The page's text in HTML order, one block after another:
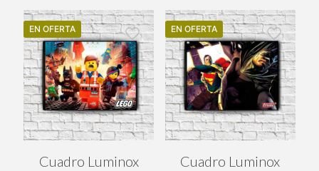
era:
$ 65.000.
es:
$ 59.900.
era:
$ 65.000.
es:
$
EN OFERTA
Cuadro Luminox
EN OFERTA
Cuadro Luminox